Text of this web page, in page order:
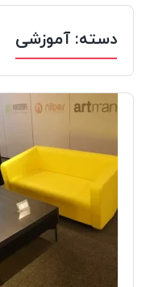
دسته: آموزشی